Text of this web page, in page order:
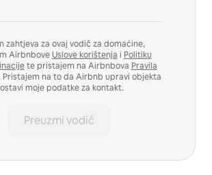
zahtjeva za ovaj vodič za domaćine,
AirbnboveUslove korištenja i Politiku
te pristajem na Airbnbova Pravila
Pristajem na to da Airbnb upravi objekta
moje podatke za kontakt.
Preuzmi vodič